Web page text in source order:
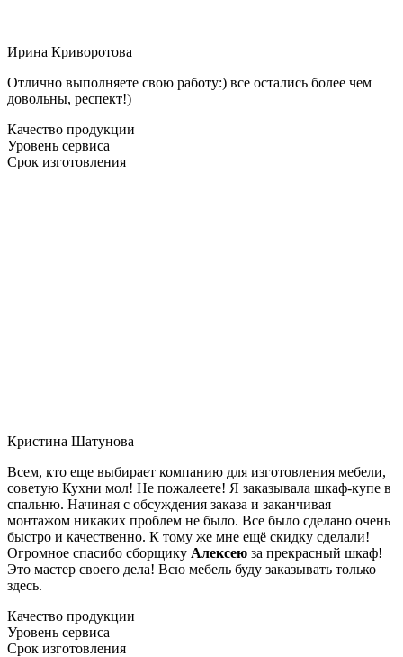
Ирина Криворотова
Отлично выполняете свою работу:) все остались более чем
довольны, респект!)
Качество продукции
Уровень сервиса
Срок изготовления
Кристина Шатунова
Всем, кто еще выбирает компанию для изготовления мебели,
советую Кухни мол! Не пожалеете! Я заказывала шкаф-купе в
спальню. Начиная с обсуждения заказа и заканчивая
монтажом никаких проблем не было. Все было сделано очень
быстро и качественно. К тому же мне ещё скидку сделали!
Огромное спасибо сборщику Алексею за прекрасный шкаф!
Это мастер своего дела! Всю мебель буду заказывать только
здесь.
Качество продукции
Уровень сервиса
Срок изготовления